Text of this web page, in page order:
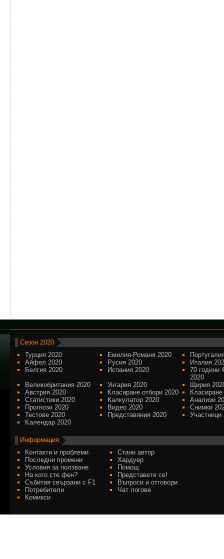
Сезон 2020
Турция 2020
Емилия-Романя 2020
Айфел 2020
Русия 2020
Италия
Белгия 2020
Испания 2020
70 години
2020
Великобритания 2020
Унгария 2020
Щирия
Австрия 2020
Класиране отбори 2020
Статистики 2020
Калкулатор 2020
Анализи
Прогнози 2020
Видео 2020
Снимки
Тестове 2020
Представяния 2020
Участници
Kалендар 2020
Информация
Контакти и проблеми
Стани автор
Последни промени
Хардуер
Условия за ползване
Помощ
На кого сте фен?
Представете се!
Събития свързани с F1
Въпроси и отговори
Потребители
Чат логове
Комикси